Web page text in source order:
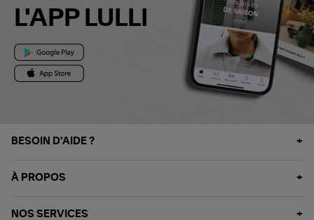
L'APP LULLI
BESOIN D'AIDE ?
À PROPOS
NOS SERVICES